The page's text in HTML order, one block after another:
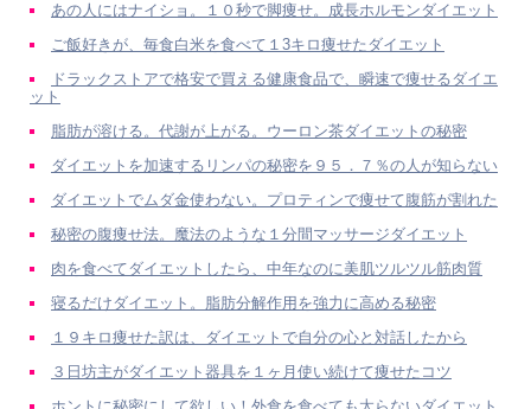
あの人にはナイショ。１０秒で脚痩せ。成長ホルモンダイエット
ご飯好きが、毎食白米を食べて１3キロ痩せたダイエット
ドラックストアで格安で買える健康食品で、瞬速で痩せるダイエ
ット
脂肪が溶ける。代謝が上がる。ウーロン茶ダイエットの秘密
ダイエットを加速するリンパの秘密を９５．７％の人が知らない
ダイエットでムダ金使わない。プロティンで痩せて腹筋が割れた
秘密の腹痩せ法。魔法のような１分間マッサージダイエット
肉を食べてダイエットしたら、中年なのに美肌ツルツル筋肉質
寝るだけダイエット。脂肪分解作用を強力に高める秘密
１９キロ痩せた訳は、ダイエットで自分の心と対話したから
３日坊主がダイエット器具を１ヶ月使い続けて痩せたコツ